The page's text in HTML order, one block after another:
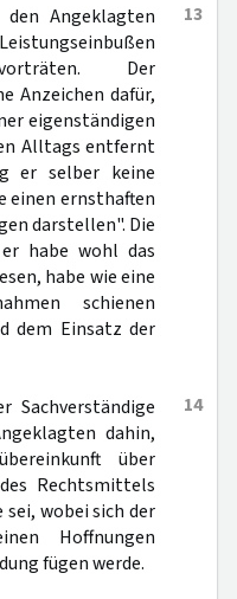
13
Angeklagten
Der
Anzeichen dafür,
eigenständigen
Alltags entfernt
er selber keine
einen ernsthaften
darstellen". Die
habe wohl das
habe wie eine
schienen
dem Einsatz der
14
Sachverständige
dahin,
über
Rechtsmittels
wobei sich der
Hoffnungen
fügen werde.